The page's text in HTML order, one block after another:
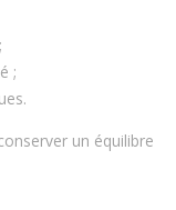
;
un équilibre